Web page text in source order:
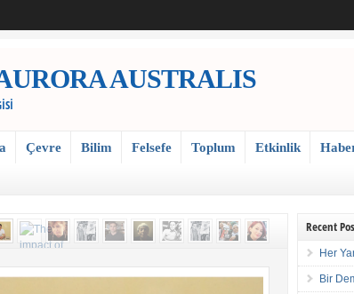
AUSTRALIS
Çevre Bilim Felsefe Toplum Etkinlik
Recent
Her
Bir